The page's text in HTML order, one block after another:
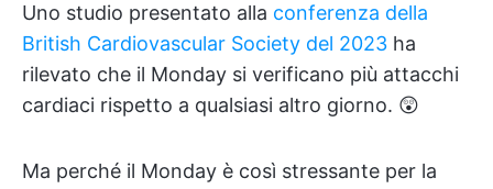
Uno studio presentato alla conferenza della
British Cardiovascular Society del 2023 ha
rilevato che il Monday si verificano più attacchi
cardiaci rispetto a qualsiasi altro giorno. 😲
Ma perché il Monday è così stressante per la